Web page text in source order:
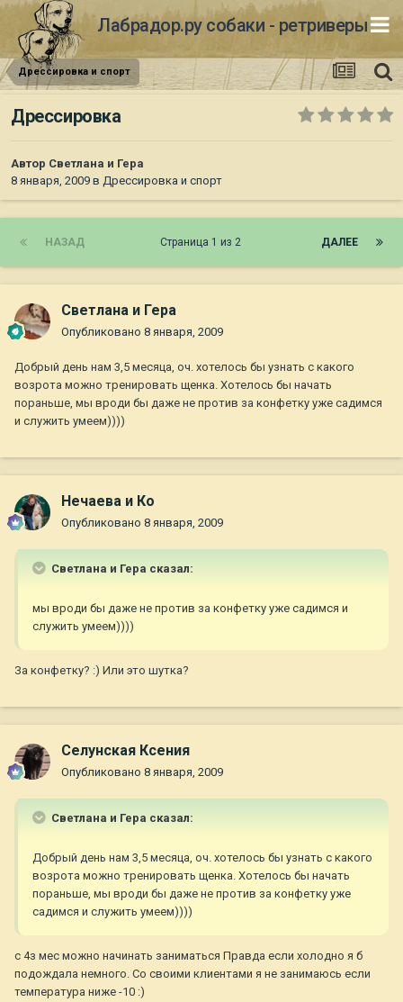
Лабрадор.ру собаки - ретриверы
Дрессировка и спорт
Дрессировка
Автор Светлана и Гера
8 января, 2009 в Дрессировка и спорт
НАЗАД ДАЛЕЕ
Страница 1 из 2
Светлана и Гера
Опубликовано 8 января, 2009
Добрый день нам 3,5 месяца, оч. хотелось бы узнать с какого
возрота можно тренировать щенка. Хотелось бы начать
пораньше, мы вроди бы даже не против за конфетку уже садимся
и служить умеем))))
Нечаева и Ко
Опубликовано 8 января, 2009
Светлана и Гера сказал:
мы вроди бы даже не против за конфетку уже садимся и
служить умеем))))
За конфетку? :) Или это шутка?
Селунская Ксения
Опубликовано 8 января, 2009
Светлана и Гера сказал:
Добрый день нам 3,5 месяца, оч. хотелось бы узнать с какого
возрота можно тренировать щенка. Хотелось бы начать
пораньше, мы вроди бы даже не против за конфетку уже
садимся и служить умеем))))
с 4з мес можно начинать заниматься Правда если холодно я б
подождала немного. Со своими клиентами я не занимаюсь если
температура ниже -10 :)